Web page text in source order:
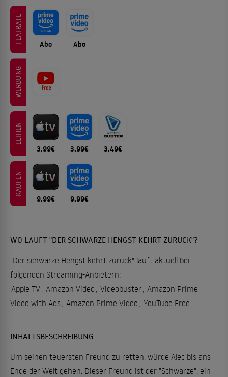
FLATRATE Abo Abo
WERBUNG
LEIHEN
3.99€ 3.99€ 3.49€
KAUFEN
9.99€ 9.99€
WO LÄUFT "DER SCHWARZE HENGST KEHRT ZURÜCK"?
"Der schwarze Hengst kehrt zurück" läuft aktuell bei
folgenden Streaming-Anbietern:
Apple TV, Amazon Video , Videobuster, Amazon Prime
Video with Ads, Amazon Prime Video , YouTube Free .
INHALTSBESCHREIBUNG
Um seinen teuersten Freund zu retten, würde Alec bis ans
Ende der Welt gehen. Dieser Freund ist der "Schwarze", ein